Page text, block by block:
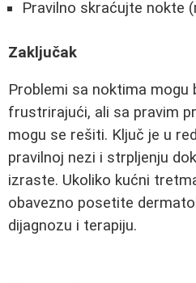
Pravilno skraćujte nokte
Zaključak
Problemi sa noktima mogu
frustrirajući, ali sa pravim
mogu se rešiti. Ključ je u
pravilnoj nezi i strpljenju
izraste. Ukoliko kućni
obavezno posetite
dijagnozu i terapiju.